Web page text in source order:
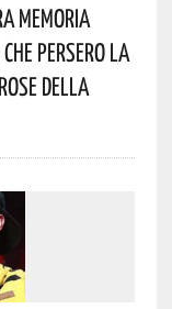
Memoria
Persero La
Della